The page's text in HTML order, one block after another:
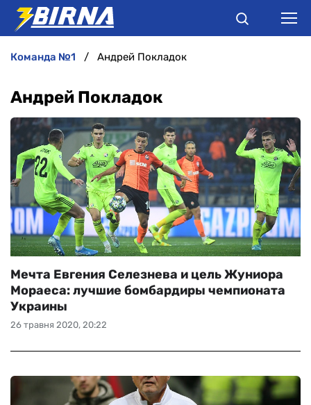
АНАЛІТИКА
ІНТЕРВ'Ю
РІЗНЕ
БУКМЕКЕРИ
команда №1 Андрей Покладок
Андрей Покладок
26 травня 2020, 20:22
Мечта Евгения Селезнева и цель Жуниора
Мораеса: лучшие бомбардиры чемпионата
Украины